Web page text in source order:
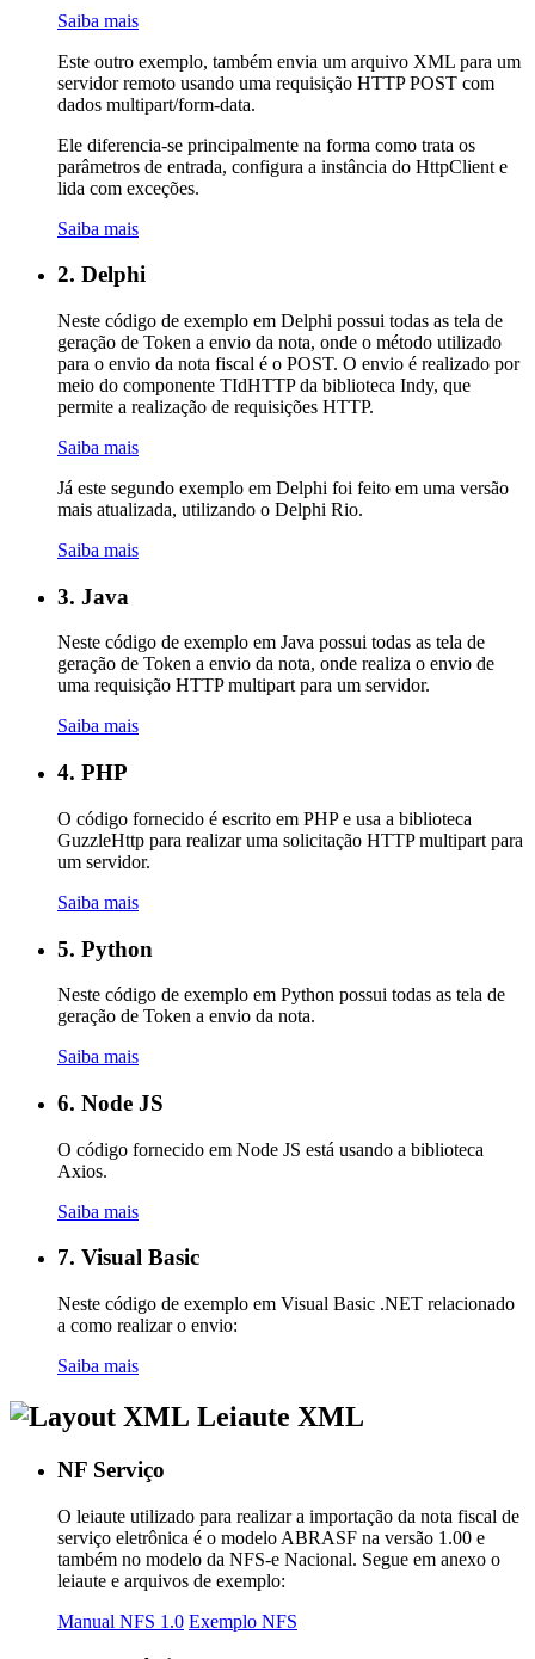
Saiba mais
Este outro exemplo, também envia um arquivo XML para um
servidor remoto usando uma requisição HTTP POST com
dados multipart/form-data.
Ele diferencia-se principalmente na forma como trata os
parâmetros de entrada, configura a instância do HttpClient e
lida com exceções.
Saiba mais
2. Delphi
Neste código de exemplo em Delphi possui todas as tela de
geração de Token a envio da nota, onde o método utilizado
para o envio da nota fiscal é o POST. O envio é realizado por
meio do componente TIdHTTP da biblioteca Indy, que
permite a realização de requisições HTTP.
Saiba mais
Já este segundo exemplo em Delphi foi feito em uma versão
mais atualizada, utilizando o Delphi Rio.
Saiba mais
3. Java
Neste código de exemplo em Java possui todas as tela de
geração de Token a envio da nota, onde realiza o envio de
uma requisição HTTP multipart para um servidor.
Saiba mais
4. PHP
O código fornecido é escrito em PHP e usa a biblioteca
GuzzleHttp para realizar uma solicitação HTTP multipart para
um servidor.
Saiba mais
5. Python
Neste código de exemplo em Python possui todas as tela de
geração de Token a envio da nota.
Saiba mais
6. Node JS
O código fornecido em Node JS está usando a biblioteca
Axios.
Saiba mais
7. Visual Basic
Neste código de exemplo em Visual Basic .NET relacionado
a como realizar o envio:
Saiba mais
Leiaute XML
NF Serviço
O leiaute utilizado para realizar a importação da nota fiscal de
serviço eletrônica é o modelo ABRASF na versão 1.00 e
também no modelo da NFS-e Nacional. Segue em anexo o
leiaute e arquivos de exemplo:
Manual NFS 1.0 Exemplo NFS